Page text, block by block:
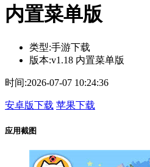
内置菜单版
类型:手游下载
版本:v1.18 内置菜单版
时间:2026-07-07 10:24:36
安卓版下载 苹果下载
应用截图